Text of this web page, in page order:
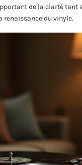
de la clarté tant
renaissance du vinyle.